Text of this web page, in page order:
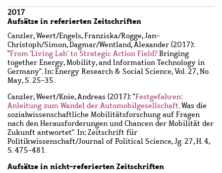
2017
Aufsätze in referierten Zeitschriften
Canzler, Weert/Engels, Franziska/Rogge, Jan-
Christoph/Simon, Dagmar/Wentland, Alexander (2017):
"From 'Living Lab' to Strategic Action Field? Bringing
together Energy, Mobility, and Information Technology in
Germany". In: Energy Research & Social Science, Vol. 27, No.
May, S. 25-35.
Canzler, Weert/Knie, Andreas (2017): "Festgefahren:
Anleitung zum Wandel der Automobilgesellschaft. Was die
sozialwissenschaftliche Mobilitätsforschung auf Fragen
nach den Herausforderungen und Chancen der Mobilität der
Zukunft antwortet". In: Zeitschrift für
Politikwissenschaft/Journal of Political Science, Jg. 27, H. 4,
S. 475-481.
Aufsätze in nicht-referierten Zeitschriften